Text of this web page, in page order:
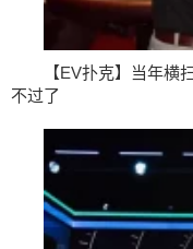
【EV扑克】当年横
不过了